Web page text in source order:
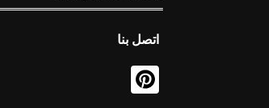
اتصل بنا